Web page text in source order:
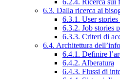
6.3. Dalla ricerca ai
6.3.1. User
6.3.2. Job stories
6.3.3. Criteri di
6.4. Architettura
6.4.1. Definire
6.4.2. Alberatura
6.4.3. Flussi di